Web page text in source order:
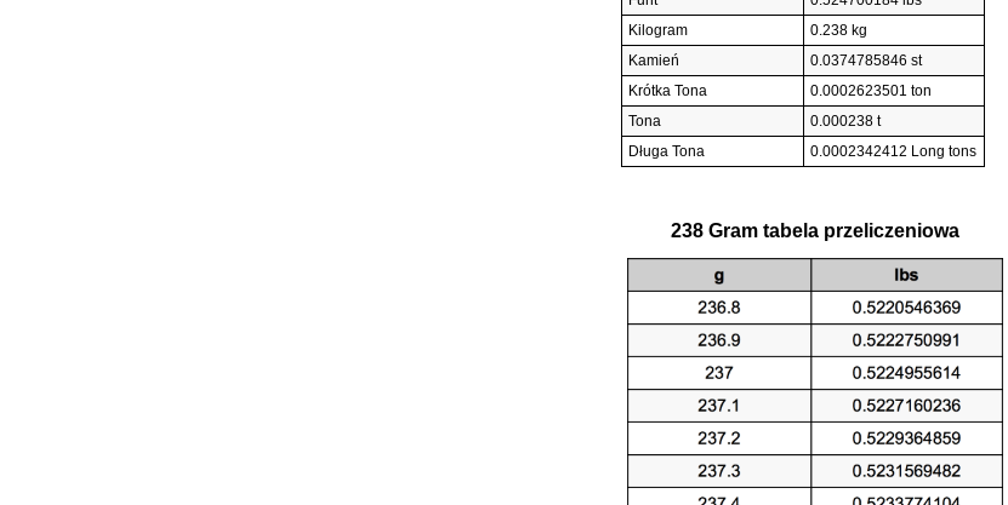
Kilogram
0.238 kg
Kamień
0.0374785846 st
Krótka Tona
0.0002623501 ton
Tona
0.000238 t
Długa Tona
0.0002342412 Long tons
238 Gram tabela przeliczeniowa